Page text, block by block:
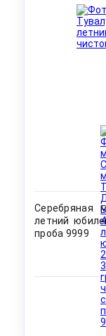
Серебряная
летний
проба 9999